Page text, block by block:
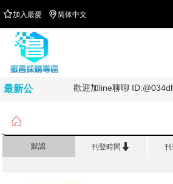
加入最愛 简体中文
最新公
油!!!! 歡迎加line聊聊

默認 刊登時間  刊